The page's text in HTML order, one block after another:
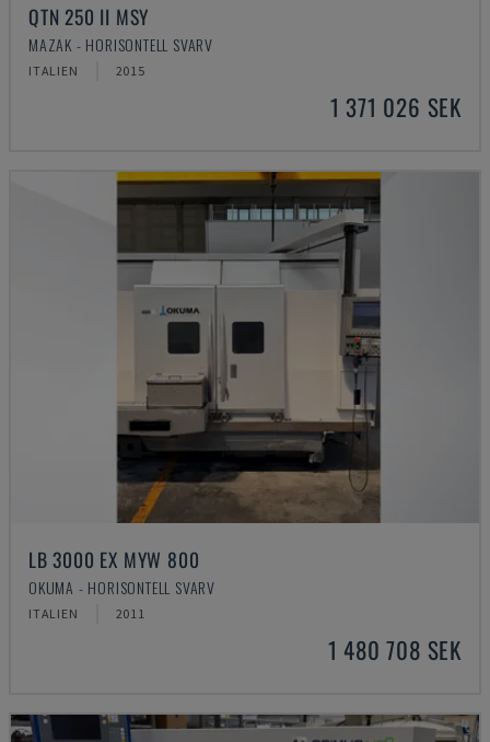
QTN 250 II MSY
MAZAK - HORISONTELL SVARV
ITALIEN 2015
1 371 026 SEK
LB 3000 EX MYW 800
OKUMA - HORISONTELL SVARV
ITALIEN 2011
1 480 708 SEK